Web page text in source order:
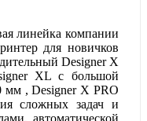
линейка компании
для новичков
Designer X
XL с большой
мм , Designer X PRO
сложных задач и
автоматической